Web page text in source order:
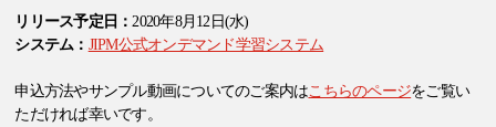
リリース予定日： 2020年8月12日(水)
システム： JIPM公式オンデマンド学習システム
申込方法やサンプル動画についてのご案内はこちらのページをご覧い
ただければ幸いです。